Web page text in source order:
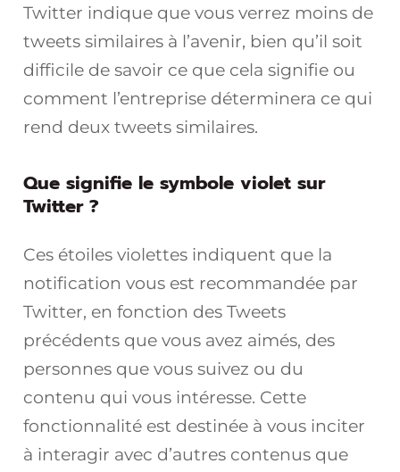
Twitter indique que vous verrez moins de
tweets similaires à l’avenir, bien qu’il soit
difficile de savoir ce que cela signifie ou
comment l’entreprise déterminera ce qui
rend deux tweets similaires.
Que signifie le symbole violet sur
Twitter ?
Ces étoiles violettes indiquent que la
notification vous est recommandée par
Twitter, en fonction des Tweets
précédents que vous avez aimés, des
personnes que vous suivez ou du
contenu qui vous intéresse. Cette
fonctionnalité est destinée à vous inciter
à interagir avec d’autres contenus que